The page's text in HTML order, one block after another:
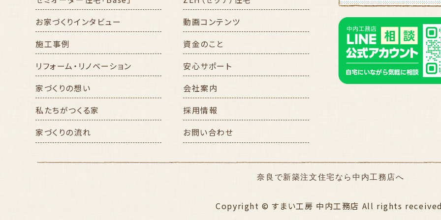
お家づくりインタビュー
施工事例
リフォーム・リノベーション
家づくりの想い
私たちがつくる家
家づくりの流れ
動画コンテンツ
資金のこと
安心サポート
会社案内
採用情報
お問い合わせ
奈良で新築注文住宅なら中内工務店へ
Copyright © すまい工房 中内工務店 All rights